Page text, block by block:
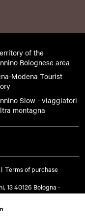
of the
Bolognese area
Modena Tourist
Slow - viaggiatori
montagna
Terms of purchase
13 40126 Bologna -